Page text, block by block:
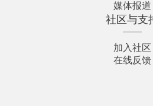
媒体报道
社区与支
加入社区
在线反馈